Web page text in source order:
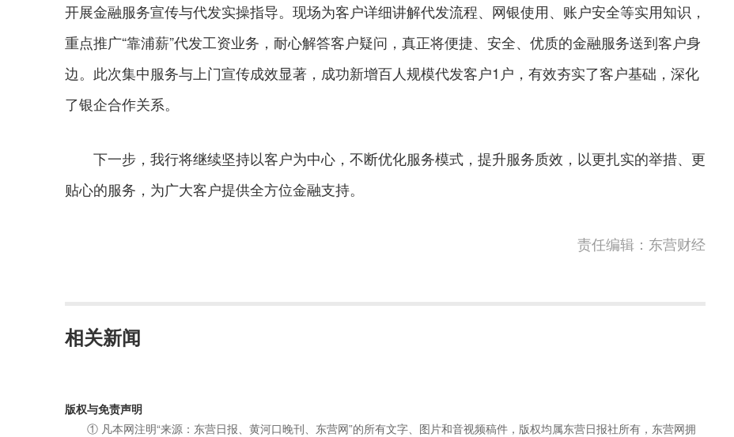
开展金融服务宣传与代发实操指导。现场为客户详细讲解代发流程、网银使用、账户安全等实用知识，
重点推广“靠浦薪”代发工资业务，耐心解答客户疑问，真正将便捷、安全、优质的金融服务送到客户身
边。此次集中服务与上门宣传成效显著，成功新增百人规模代发客户1户，有效夯实了客户基础，深化
了银企合作关系。
下一步，我行将继续坚持以客户为中心，不断优化服务模式，提升服务质效，以更扎实的举措、更
贴心的服务，为广大客户提供全方位金融支持。
责任编辑：东营财经
相关新闻
版权与免责声明
① 凡本网注明“来源：东营日报、黄河口晚刊、东营网”的所有文字、图片和音视频稿件，版权均属东营日报社所有，东营网拥